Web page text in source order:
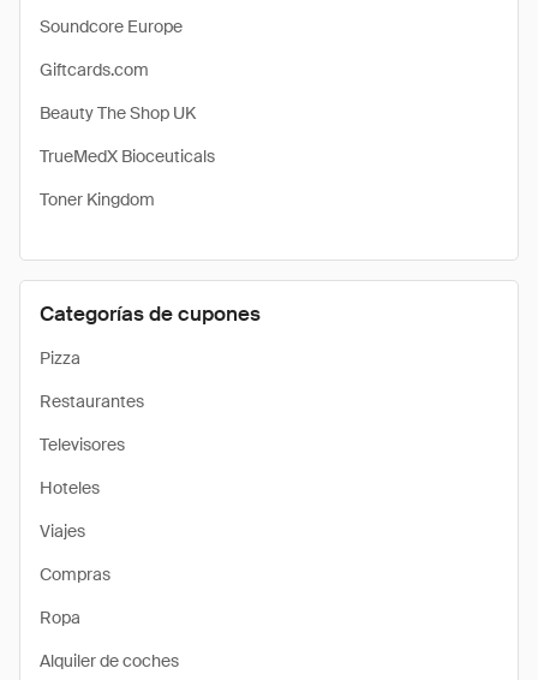
Soundcore Europe
Giftcards.com
Beauty The Shop UK
TrueMedX Bioceuticals
Toner Kingdom
Categorías de cupones
Pizza
Restaurantes
Televisores
Hoteles
Viajes
Compras
Ropa
Alquiler de coches